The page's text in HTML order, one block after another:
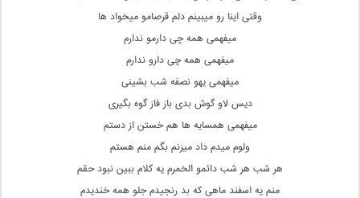
وقتی اینا رو میبینم دلم قرصامو میخواد ها
میفهمی همه چی دارمو ندارم
میفهمی همه چی دارو ندارم
میفهمی یهو نصفه شب بشینی
دیس لاو گوش بدی باز فاز گوه بگیری
میفهمی همسایه ها هم خستن از دستم
ولوم میدم داد میزنم بگم منم هستم
هر شب هر شب دائمو الخمرم یه کلام ببین نبود حقم
منم یه اسفند ماهی که بد رنجیدم جلو همه خندیدم